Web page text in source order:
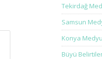
Tekirdağ
Samsun
Konya
Büyü